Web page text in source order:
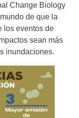
Change Biology
de que la
los eventos de
sean más
inundaciones.